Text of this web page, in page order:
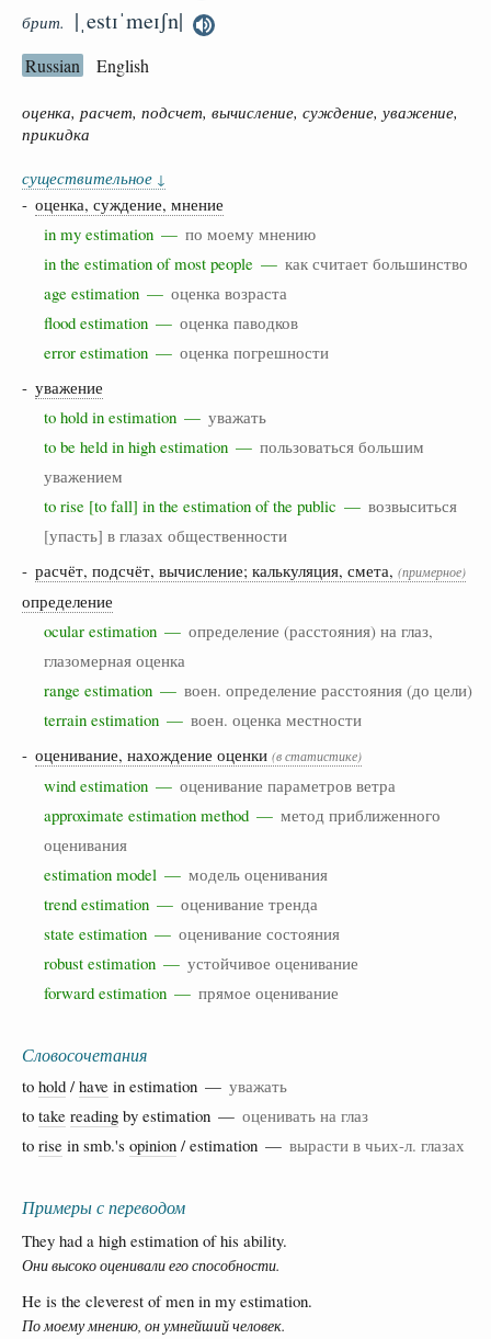
брит. |ˌestɪˈmeɪʃn|
Russian English
оценка, расчет, подсчет, вычисление, суждение, уважение,
прикидка
существительное ↓
- оценка, суждение, мнение
in my estimation — по моему мнению
in the estimation of most people — как считает большинство
age estimation — оценка возраста
flood estimation — оценка паводков
error estimation — оценка погрешности
- уважение
to hold in estimation — уважать
to be held in high estimation — пользоваться большим
уважением
to rise [to fall] in the estimation of the public — возвыситься
[упасть] в глазах общественности
- расчёт, подсчёт, вычисление; калькуляция, смета, (примерное)
определение
ocular estimation — определение (расстояния) на глаз,
глазомерная оценка
range estimation — воен. определение расстояния (до цели)
terrain estimation — воен. оценка местности
- оценивание, нахождение оценки (в статистике)
wind estimation — оценивание параметров ветра
approximate estimation method — метод приближенного
оценивания
estimation model — модель оценивания
trend estimation — оценивание тренда
state estimation — оценивание состояния
robust estimation — устойчивое оценивание
forward estimation — прямое оценивание
Словосочетания
to hold / have in estimation — уважать
to take reading by estimation — оценивать на глаз
to rise in smb.'s opinion / estimation — вырасти в чьих-л. глазах
Примеры с переводом
They had a high estimation of his ability.
Они высоко оценивали его способности.
He is the cleverest of men in my estimation.
По моему мнению, он умнейший человек.